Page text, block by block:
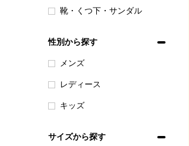
靴・くつ下・サンダル
性別から探す
メンズ
レディース
キッズ
サイズから探す